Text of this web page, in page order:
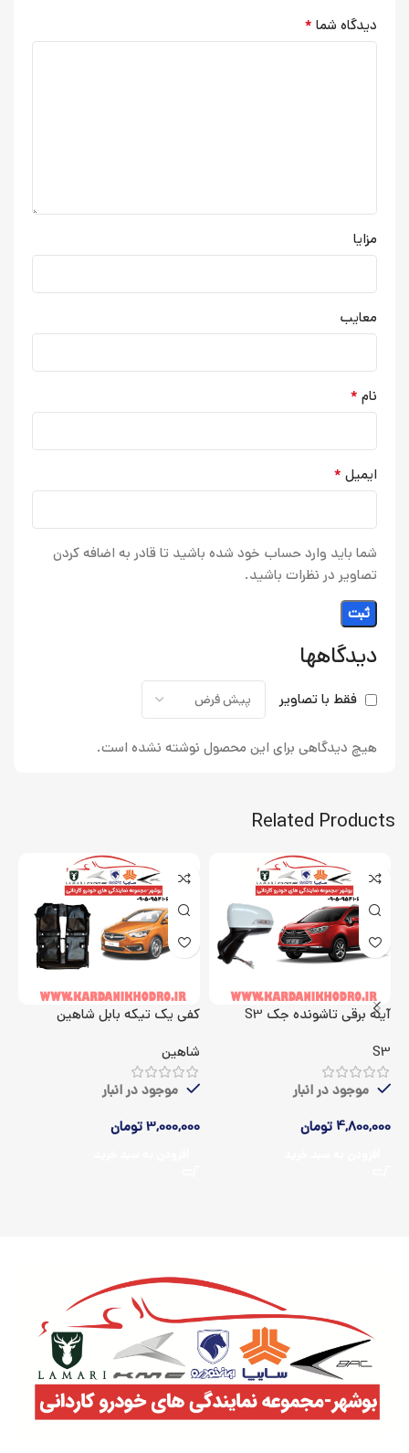
دیدگاهها
فقط با تصاویر
هیچ دیدگاهی برای این محصول نوشته نشده است.
دیدگاه شما *
مزایا
معایب
نام *
ایمیل *
شما باید وارد حساب خود شده باشید تا قادر به اضافه کردن
تصاویر در نظرات باشید.
Related Products
آینه برقی تاشونده جک S3
S3
موجود در انبار
4,800,000 تومان
کفی یک تیکه بابل شاهین
شاهین
موجود در انبار
3,000,000تومان